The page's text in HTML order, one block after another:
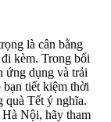
là cân bằng
kèm. Trong bối
ứng dụng và trải
tiết kiệm thời
quà Tết ý nghĩa.
Hà Nội, hãy tham